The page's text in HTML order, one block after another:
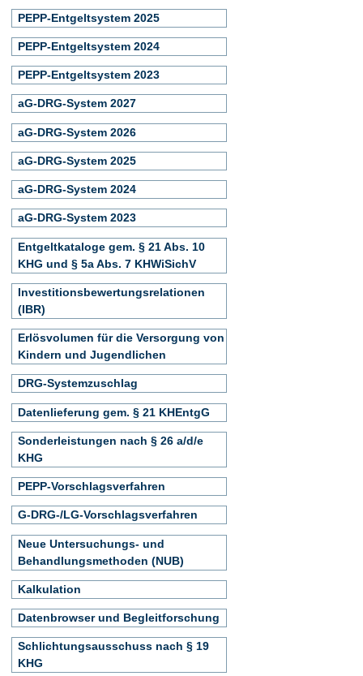
PEPP-Entgeltsystem 2025
PEPP-Entgeltsystem 2024
PEPP-Entgeltsystem 2023
aG-DRG-System 2027
aG-DRG-System 2026
aG-DRG-System 2025
aG-DRG-System 2024
aG-DRG-System 2023
Entgeltkataloge gem. § 21 Abs. 10
KHG und § 5a Abs. 7 KHWiSichV
Investitionsbewertungsrelationen
(IBR)
Erlösvolumen für die Versorgung von
Kindern und Jugendlichen
DRG-Systemzuschlag
Datenlieferung gem. § 21 KHEntgG
Sonderleistungen nach § 26 a/d/e
KHG
PEPP-Vorschlagsverfahren
G-DRG-/LG-Vorschlagsverfahren
Neue Untersuchungs- und
Behandlungsmethoden (NUB)
Kalkulation
Datenbrowser und Begleitforschung
Schlichtungsausschuss nach § 19
KHG